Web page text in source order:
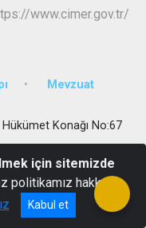
Mevzuat
Konağı No:67
için sitemizde
politikamız hakkında
Kabul et